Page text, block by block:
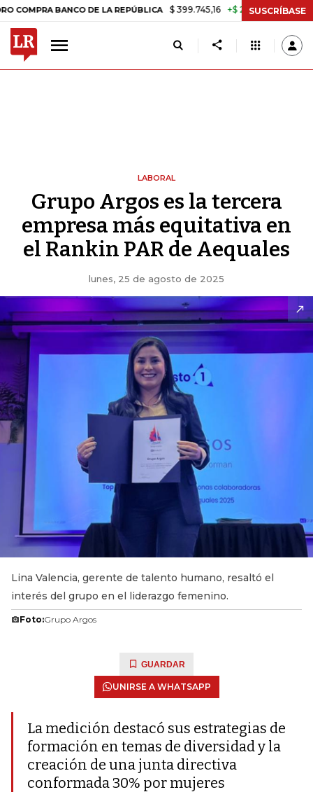
BANCO DE LA REPÚBLICA $ 399.745,16 +$ 2.295,71 +0,58%
SUSCRÍBASE
LABORAL
Grupo Argos es la tercera
empresa más equitativa en
el Rankin PAR de Aequales
lunes, 25 de agosto de 2025
Lina Valencia, gerente de talento humano, resaltó el
interés del grupo en el liderazgo femenino.
Foto:Grupo Argos
GUARDAR
UNIRSE A WHATSAPP
La medición destacó sus estrategias de
formación en temas de diversidad y la
creación de una junta directiva
conformada 30% por mujeres